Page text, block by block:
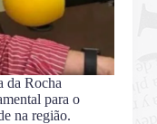
da Rocha
para o
na região.